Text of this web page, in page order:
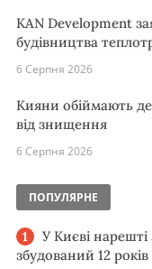
KAN Development
будівництва
6 Серпня 2026
Кияни обіймають
від знищення
6 Серпня 2026
ПОПУЛЯРНЕ
У Києві
збудований 12